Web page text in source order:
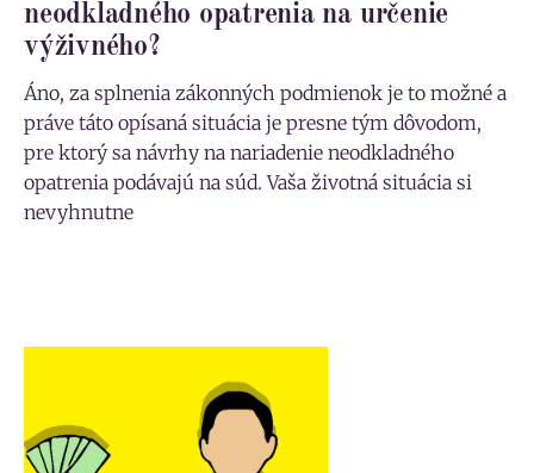
neodkladného opatrenia na určenie
výživného?
Áno, za splnenia zákonných podmienok je to možné a
práve táto opísaná situácia je presne tým dôvodom,
pre ktorý sa návrhy na nariadenie neodkladného
opatrenia podávajú na súd. Vaša životná situácia si
nevyhnutne